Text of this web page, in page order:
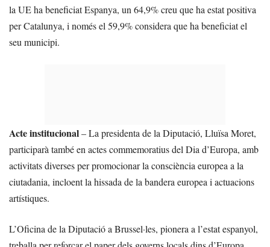
la UE ha beneficiat Espanya, un 64,9% creu que ha estat positiva
per Catalunya, i només el 59,9% considera que ha beneficiat el
seu municipi.
Acte institucional– La presidenta de la Diputació, Lluïsa Moret,
participarà també en actes commemoratius del Dia d’Europa, amb
activitats diverses per promocionar la consciència europea a la
ciutadania, incloent la hissada de la bandera europea i actuacions
artístiques.
L’Oficina de la Diputació a Brussel·les, pionera a l’estat espanyol,